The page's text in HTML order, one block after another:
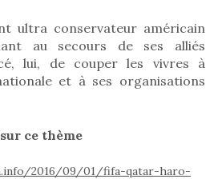
ultra conservateur américain
au secours de ses alliés
lui, de couper les vivres à
et à ses organisations
ce thème
2016/09/01/fifa-qatar-haro-